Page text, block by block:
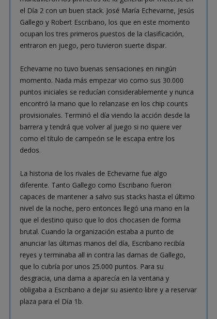
el Día 2 con un buen stack. José María Echevarne, Jesús
Gallego y Robert Escribano, los que en este momento
ocupan los tres primeros puestos de la clasificación,
entraron en juego, pero tuvieron suerte dispar.
Echevarne no tuvo buenas sensaciones en ningún
momento. Nada más empezar vio como sus 30.000
puntos iniciales se reducían considerablemente y nunca
encontró la mano que lo relanzase en los chip counts
provisionales. Terminó el día viendo la acción desde la
barrera y tendrá que volver al juego si no quiere ver
como el título de campeón se le escapa entre los
dedos.
La historia de los rivales de Echevarne fue algo
diferente. Tanto Gallego como Escribano fueron
capaces de mantener a salvo sus stacks hasta el último
nivel de la noche, pero entonces llegó una mano en la
que el destino quiso que lo dos chocasen de forma
brutal. Cuando la organización estaba a punto de
anunciar las últimas manos del día, Escribano recibía
reyes y terminaba all in contra las damas de Gallego,
que lo cubría por unos 25.000 puntos. Para su
desgracia, una dama a aparecía en la ventana y
obligaba a Escribano a dejar su asiento libre y a reservar
plaza para el Día 1b.